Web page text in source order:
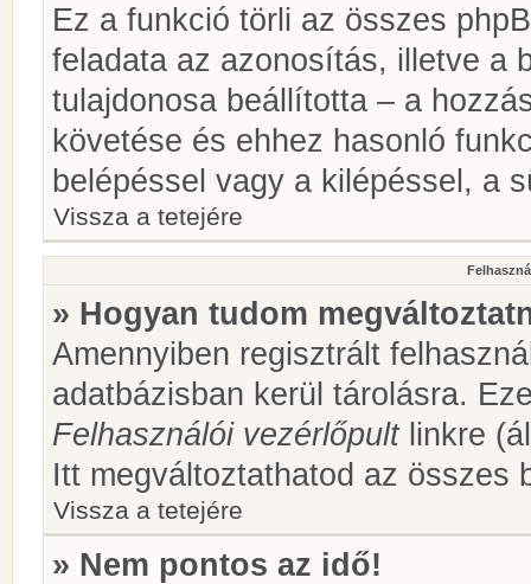
Ez a funkció törli az összes
feladata az azonosítás, illetve a
tulajdonosa beállította – a
követése és ehhez hasonló
belépéssel vagy a kilépéssel, a
Vissza a tetejére
» Hogyan tudom
Amennyiben regisztrált
adatbázisban kerül tárolásra.
Felhasználói vezérlőpultlinkre
Itt megváltoztathatod az összes
Vissza a tetejére
» Nem pontos az idő!